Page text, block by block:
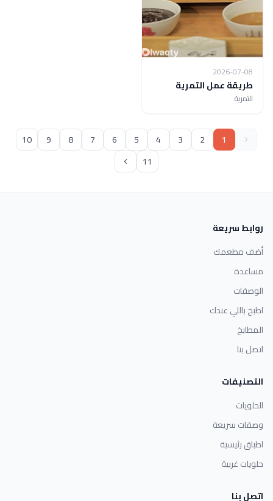
2026-07-08
طريقة عمل التمرية
التمرية
1
2
3
4
5
6
7
8
9
10
11
روابط سريعة
أضف مطعمك
مساعدة
الوصفات
اطبخ باللي عندك
المطابخ
اتصل بنا
التصنيفات
الحلويات
وصفات سريعة
اطباق رئيسية
حلويات غربية
اتصل بنا